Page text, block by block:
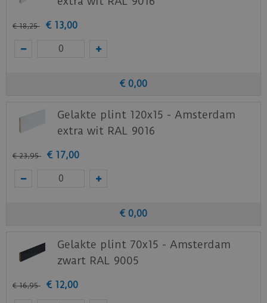
€ 18,25 € 13,00
€ 0,00
Gelakte plint 120x15 - Amsterdam
extra wit RAL 9016
€ 23,95 € 17,00
€ 0,00
Gelakte plint 70x15 - Amsterdam
zwart RAL 9005
€ 16,95 € 12,00